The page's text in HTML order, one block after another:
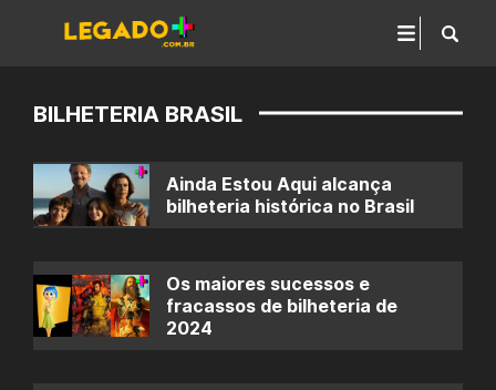
BILHETERIA BRASIL
Ainda Estou Aqui alcança
bilheteria histórica no Brasil
Os maiores sucessos e
fracassos de bilheteria de
2024